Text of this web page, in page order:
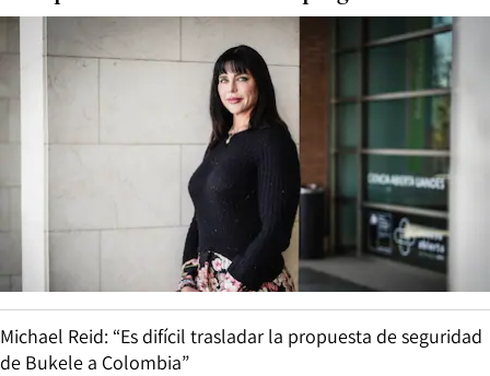
Michael Reid: “Es difícil trasladar la propuesta de seguridad
de Bukele a Colombia”